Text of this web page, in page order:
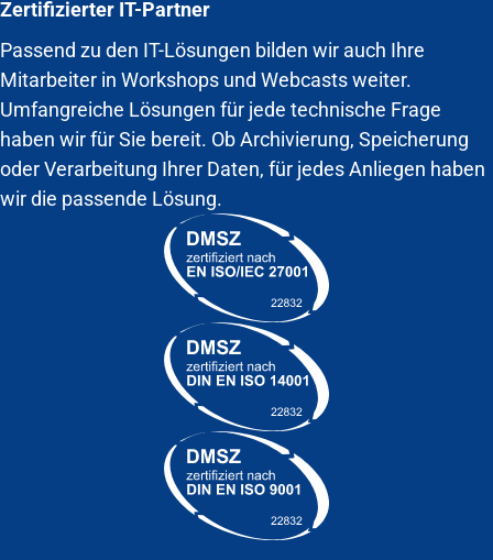
Zertifizierter IT-Partner
Passend zu den IT-Lösungen bilden wir auch Ihre
Mitarbeiter in Workshops und Webcasts weiter.
Umfangreiche Lösungen für jede technische Frage
haben wir für Sie bereit. Ob Archivierung, Speicherung
oder Verarbeitung Ihrer Daten, für jedes Anliegen haben
wir die passende Lösung.